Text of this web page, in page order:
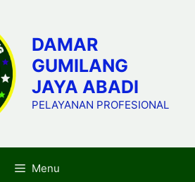
DAMAR
GUMILANG
JAYA ABADI
PELAYANAN PROFESIONAL
Menu